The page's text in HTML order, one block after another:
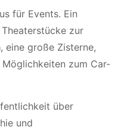
für Events. Ein
zur
eine große Zisterne,
zum Car-
über
und